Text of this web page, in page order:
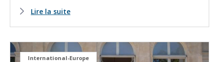
Lire la suite
International-Europe